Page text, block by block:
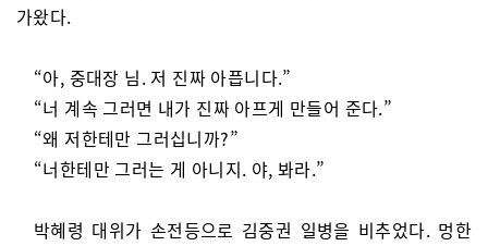
가왔다.
“아, 중대장 님. 저 진짜 아픕니다.”
“너 계속 그러면 내가 진짜 아프게 만들어 준다.”
“왜 저한테만 그러십니까?”
“너한테만 그러는 게 아니지. 야, 봐라.”
박혜령 대위가 손전등으로 김중권 일병을 비추었다. 멍한